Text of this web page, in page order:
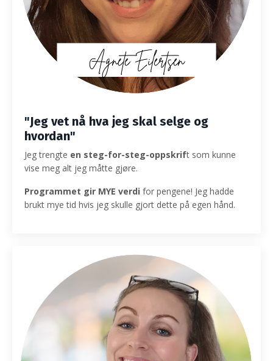
"Jeg vet nå hva jeg skal selge og
hvordan"
Jeg trengte en steg-for-steg-oppskrift som kunne
vise meg alt jeg måtte gjøre.
Programmet gir MYE verdi for pengene! Jeg hadde
brukt mye tid hvis jeg skulle gjort dette på egen hånd.